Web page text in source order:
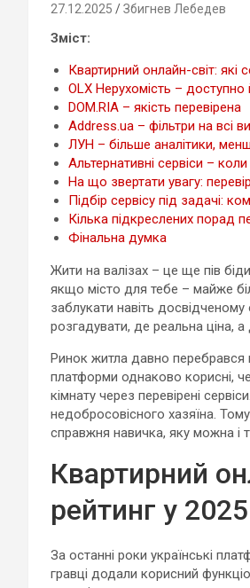
27.12.2025 Збигнев Лебедев
Зміст:
Квартирний онлайн-світ: які
OLX Нерухомість –
DOM.RIA – якість перевірена
Address.ua – фільтри на всі
ЛУН – більше аналітики,
Альтернативні сервіси –
На що звертати увагу:
Підбір сервісу під задачі:
Кілька підкреслених порад
Фінальна думка
Жити на валізах – це ще пів
якщо місто для тебе – майже
заблукати навіть
розгадувати, де реальна ціна,
Ринок житла давно перебрався
платформи однаково корисні,
кімнату через перевірені
недобросовісного хазяїна.
справжня навичка, яку можна і
Квартирний
рейтинг у
За останні роки українські
гравці додали корисний